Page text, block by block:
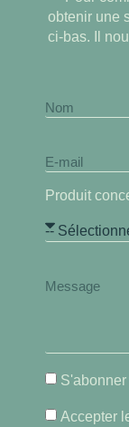
obtenir une
ci-bas. Il
Produit
Accepter